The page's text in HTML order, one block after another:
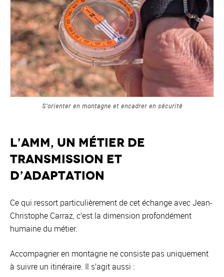
S’orienter en montagne et encadrer en sécurité
L’AMM, un métier de
transmission et
d’adaptation
Ce qui ressort particulièrement de cet échange avec Jean-
Christophe Carraz, c’est la dimension profondément
humaine du métier.
Accompagner en montagne ne consiste pas uniquement
à suivre un itinéraire. Il s’agit aussi :